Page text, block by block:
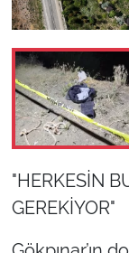
"HERKESİN
GEREKİYOR"